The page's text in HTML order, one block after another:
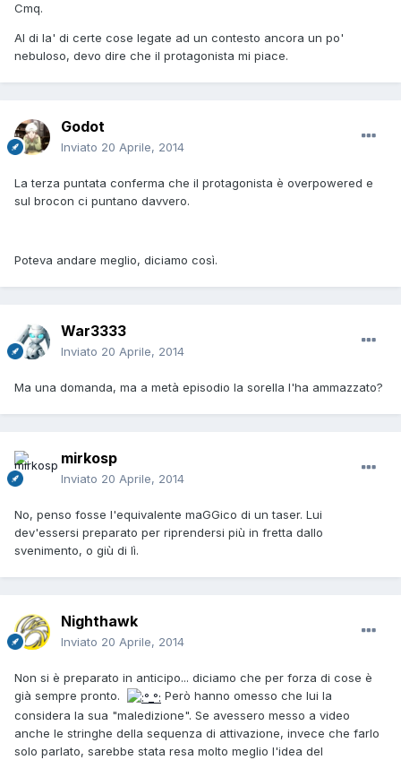
Cmq.
Al di la' di certe cose legate ad un contesto ancora un po'
nebuloso, devo dire che il protagonista mi piace.
Godot
Inviato 20 Aprile, 2014
La terza puntata conferma che il protagonista è overpowered e
sul brocon ci puntano davvero.
Poteva andare meglio, diciamo così.
War3333
Inviato 20 Aprile, 2014
Ma una domanda, ma a metà episodio la sorella l'ha ammazzato?
mirkosp
Inviato 20 Aprile, 2014
No, penso fosse l'equivalente maGGico di un taser. Lui
dev'essersi preparato per riprendersi più in fretta dallo
svenimento, o giù di lì.
Nighthawk
Inviato 20 Aprile, 2014
Non si è preparato in anticipo... diciamo che per forza di cose è
già sempre pronto.
Però hanno omesso che lui la
considera la sua "maledizione". Se avessero messo a video
anche le stringhe della sequenza di attivazione, invece che farlo
solo parlato, sarebbe stata resa molto meglio l'idea del